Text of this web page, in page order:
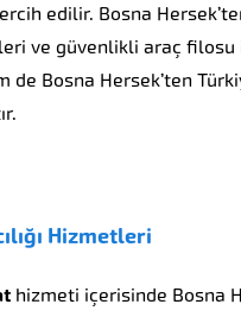
edilir. Bosna
ve güvenlikli araç filosu
de Bosna Hersek’ten
Hizmetleri
hizmeti içerisinde Bosna